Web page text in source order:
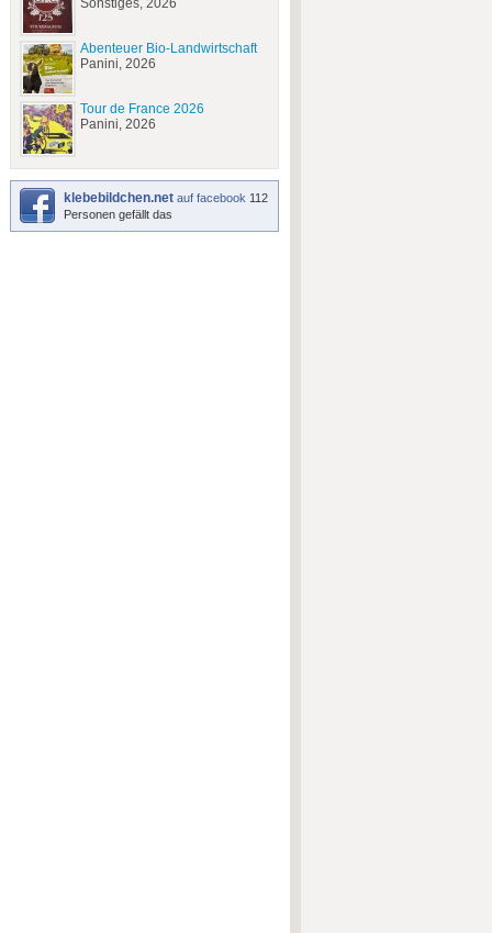
Sonstiges, 2026
Abenteuer Bio-Landwirtschaft
Panini, 2026
Tour de France 2026
Panini, 2026
klebebildchen.netauf facebook 112
Personen gefällt das